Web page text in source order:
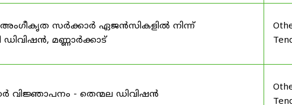
അംഗീകൃത സർക്കാർ ഏജൻസികളിൽ നിന്ന്
മണ്ണാർക്കാട്
വിജ്ഞാപനം - തെന്മല ഡിവിഷൻ